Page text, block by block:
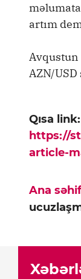
artım
AZN/
Qısa link:
https://
article-
Ana